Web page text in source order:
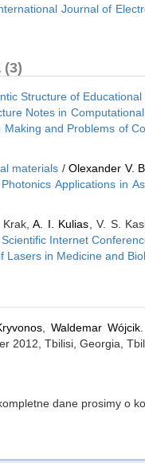
Journal of
Structure of
Notes in
and Problems of
materials /Olexander V.
Photonics Applications in
Krak,A. I. Kulias , V. S.
Internet
Lasers in Medicine and
, Waldemar Wójcik
2012, Tbilisi, Georgia,
dane prosimy o